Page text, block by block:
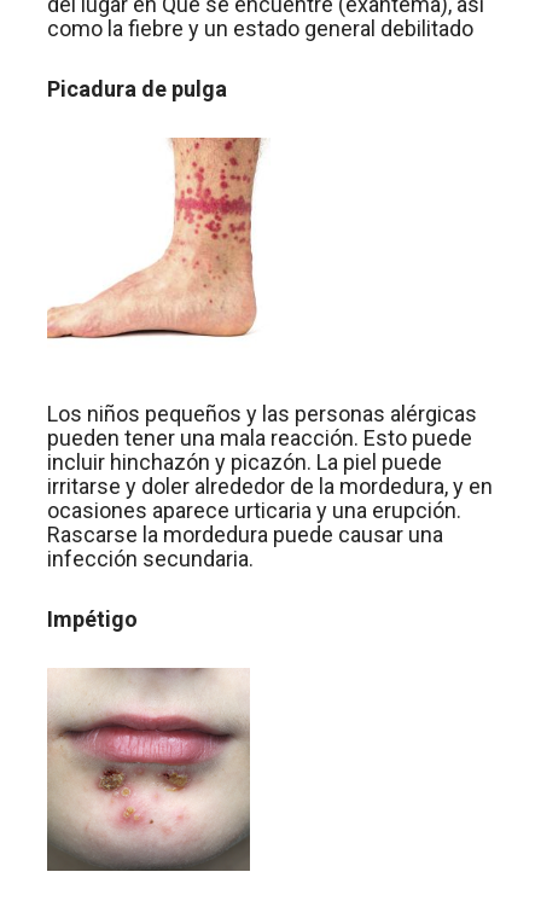
como la fiebre y un estado general debilitado
Picadura de pulga
Los niños pequeños y las personas alérgicas
pueden tener una mala reacción. Esto puede
incluir hinchazón y picazón. La piel puede
irritarse y doler alrededor de la mordedura, y en
ocasiones aparece urticaria y una erupción.
Rascarse la mordedura puede causar una
infección secundaria.
Impétigo